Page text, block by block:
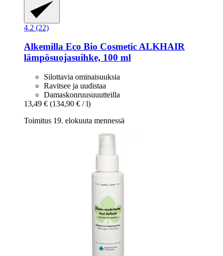
4.2 (22)
Alkemilla Eco Bio CosmeticALKHAIR
lämpösuojasuihke, 100 ml
Silottavia ominaisuuksia
Ravitsee ja uudistaa
Damaskonruusuuutteilla
13,49 € (134,90 € / l)
Toimitus 19. elokuuta mennessä